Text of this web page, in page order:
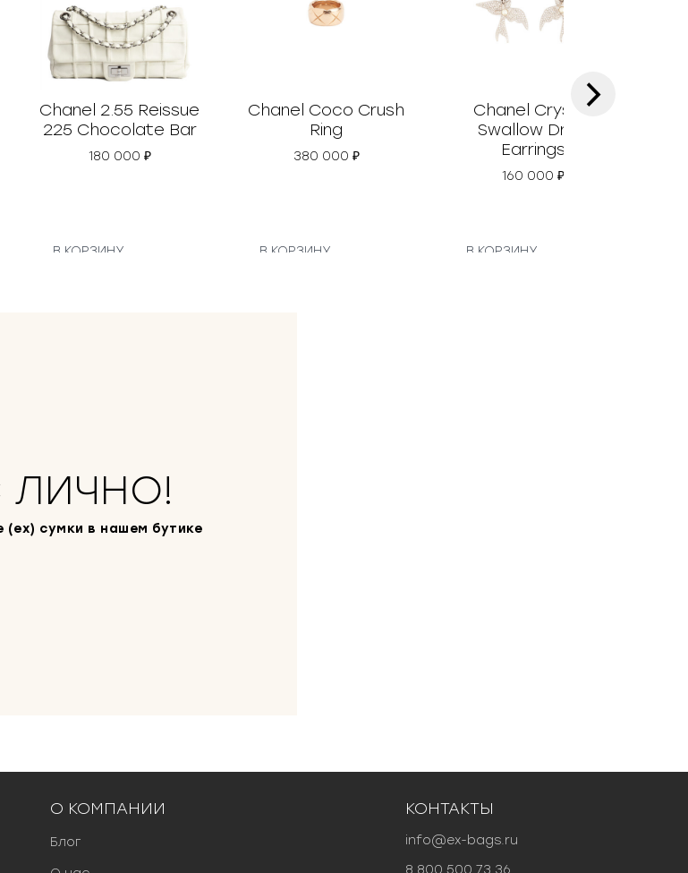
Chanel 2.55 Reissue
225 Chocolate Bar
180 000 ₽
В КОРЗИНУ
Chanel Coco Crush
Ring
380 000 ₽
В КОРЗИНУ
Chanel Crystal
Swallow Drop
Earrings
160 000 ₽
В КОРЗИНУ
›
ЛИЧНО!
сумки в нашем бутике
О КОМПАНИИ
Блог
КОНТАКТЫ
info@ex-bags.ru
8 800 500 73 36